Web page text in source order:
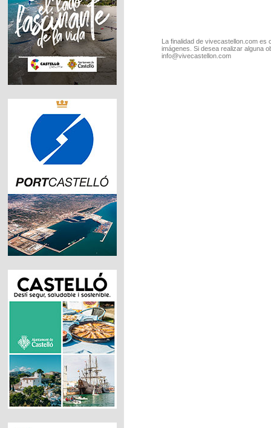
La finalidad de vivecastellon.com
imágenes. Si desea realizar alguna
info@vivecastellon.com